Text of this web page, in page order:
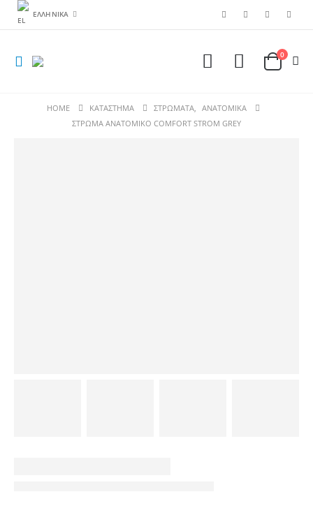
ΕΛΛΗΝΙΚΆ
0
HOME ΚΑΤΆΣΤΗΜΑ ΣΤΡΩΜΑΤΑ, ANATOMIKA
ΣΤΡΩΜΑ ΑΝΑΤΟΜΙΚΟ COMFORT STROM GREY